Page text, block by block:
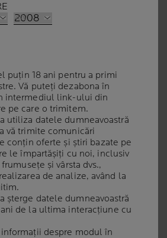
AN
puțin 18 ani pentru a primi
Vă puteți dezabona în
intermediul link-ului din
pe care o trimitem.
utiliza datele dumneavoastră
vă trimite comunicări
conțin oferte și știri bazate pe
le împartășiți cu noi, inclusiv
și vârsta dvs.,
de analize, având la
șterge datele dumneavoastră
de la ultima interacțiune cu
despre modul în
face o diferență?
DIN PACIENȚII AFLAȚI SUB
TRATAMENT ONCOLOGIC
RESIMT LA NIVELUL PIELII
EFECTE SECUNDARE
ADVERSE**
"Efectele secundare asupra
pielii sunt atât de severe la